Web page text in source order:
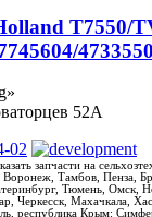
T7550/
52А
02
запчасти на
Воронеж, Тамбов, Пенза,
Тюмень, Омск,
Черкесск, Махачкала,
республика Крым: